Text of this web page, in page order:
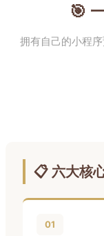
🎯
拥有自己的小程
📋 六大核
01